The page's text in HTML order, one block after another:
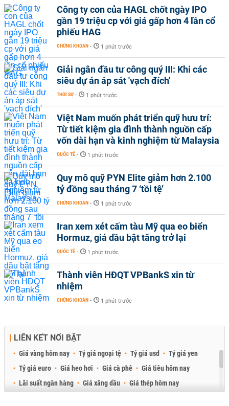
Công ty con của HAGL chốt ngày IPO
gần 19 triệu cp với giá gấp hơn 4 lần cổ
phiếu HAG
CHỨNG KHOÁN - 1 phút trước
Giải ngân đầu tư công quý III: Khi các
siêu dự án áp sát 'vạch đích'
THỜI SỰ - 1 phút trước
Việt Nam muốn phát triển quỹ hưu trí:
Từ tiết kiệm gia đình thành nguồn cấp
vốn dài hạn và kinh nghiệm từ Malaysia
QUỐC TẾ - 1 phút trước
Quy mô quỹ PYN Elite giảm hơn 2.100
tỷ đồng sau tháng 7 ‘tồi tệ’
CHỨNG KHOÁN - 1 phút trước
Iran xem xét cấm tàu Mỹ qua eo biển
Hormuz, giá dầu bật tăng trở lại
QUỐC TẾ - 1 phút trước
Thành viên HĐQT VPBankS xin từ
nhiệm
CHỨNG KHOÁN - 1 phút trước
LIÊN KẾT NỔI BẬT
Giá vàng hôm nay Tỷ giá ngoại tệ Tỷ giá usd
Tỷ giá yen
Tỷ giá euro
Giá heo hơi Giá cà phê
Giá tiêu hôm nay
Lãi suất ngân hàng
Giá xăng dầu
Giá thép hôm nay